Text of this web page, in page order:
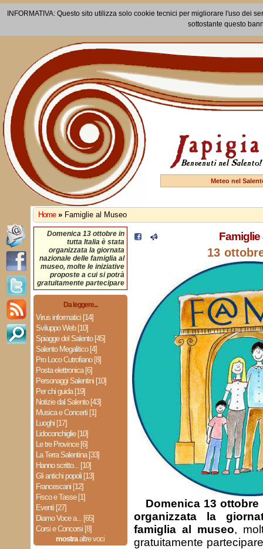
INFORMATIVA: Questo sito utilizza solo cookie tecnici per migliorare l'uso dei
sottostante questo
Meteo nel
Home » Famiglie al Museo
Domenica 13 ottobre in
tutta Italia è stata
organizzata la giornata
nazionale delle famiglia al
museo, molte le iniziative
proposte a cui si potrà
gratuitamente partecipare
Da leggere...
Virus informatici [14]
Sviluppo Web [10]
Spiagge del Salento [45]
Salento Megalitico [4]
Pro Loco Cutrofiano [8]
Posta elettronica [6]
Personaggi Salentini [10]
Per chi guida [19]
Notizie dal Salento [43]
Musica e Concerti [1]
Luoghi [17]
Lidoconchiglie [10]
Le tre Province [6]
La Terra Salentina [33]
Hanno scritto... [10]
Gli antichi popoli [13]
Francescani [12]
Fisco e Tasse [1]
Eventi [27]
Diamo Voce a... [65]
Corsi e Concorsi [8]
mostraaltre voci
Famiglie
13
Domenica 13
organizzata la
famiglia al museo,
gratuitamente